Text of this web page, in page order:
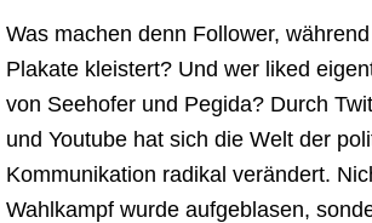
Was machen denn Follower,
Plakate kleistert? Und wer liked
von Seehofer und Pegida? Durch
und Youtube hat sich die Welt der
Kommunikation radikal verändert.
Wahlkampf wurde aufgeblasen,